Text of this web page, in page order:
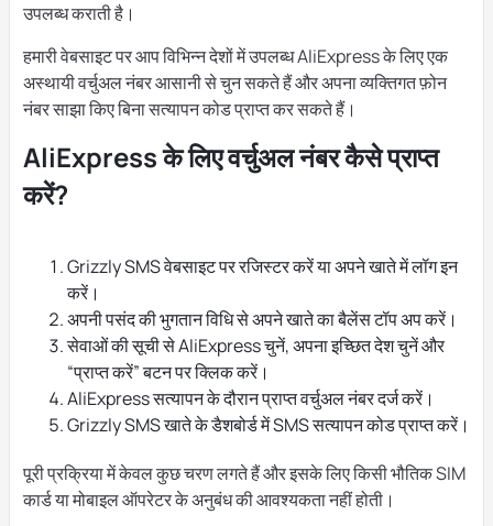
उपलब्ध कराती है।
हमारी वेबसाइट पर आप विभिन्न देशों में उपलब्ध AliExpress के लिए एक
अस्थायी वर्चुअल नंबर आसानी से चुन सकते हैं और अपना व्यक्तिगत फ़ोन
नंबर साझा किए बिना सत्यापन कोड प्राप्त कर सकते हैं।
AliExpress के लिए वर्चुअल नंबर कैसे प्राप्त
करें?
Grizzly SMS वेबसाइट पर रजिस्टर करें या अपने खाते में लॉग इन
करें।
अपनी पसंद की भुगतान विधि से अपने खाते का बैलेंस टॉप अप करें।
सेवाओं की सूची से AliExpress चुनें, अपना इच्छित देश चुनें और
“प्राप्त करें” बटन पर क्लिक करें।
AliExpress सत्यापन के दौरान प्राप्त वर्चुअल नंबर दर्ज करें।
Grizzly SMS खाते के डैशबोर्ड में SMS सत्यापन कोड प्राप्त करें।
पूरी प्रक्रिया में केवल कुछ चरण लगते हैं और इसके लिए किसी भौतिक SIM
कार्ड या मोबाइल ऑपरेटर के अनुबंध की आवश्यकता नहीं होती।